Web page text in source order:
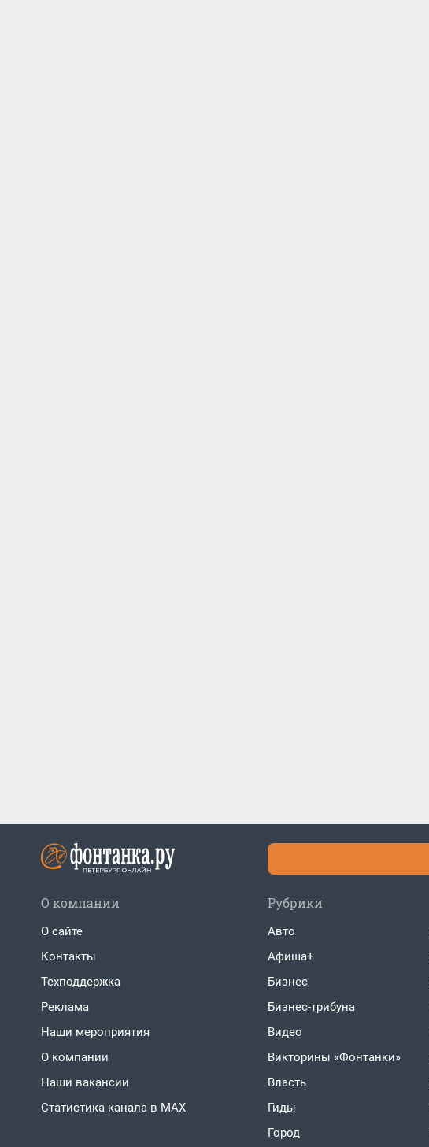
О компании
О сайте
Контакты
Техподдержка
Реклама
Наши мероприятия
О компании
Наши вакансии
Статистика канала в MAX
Рубрики
Авто
Афиша+
Бизнес
Бизнес-трибуна
Видео
Викторины «Фонтанки»
Власть
Гиды
Город